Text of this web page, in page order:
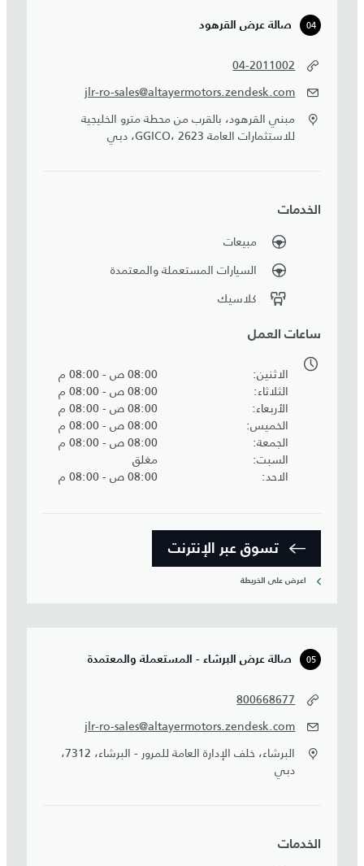
04 صالة عرض القرهود
04-2011002
jlr-ro-sales@altayermotors.zendesk.com
مبني القرهود، بالقرب من محطة مترو الخليجية
للاستثمارات العامة GGICO، 2623، دبي
الخدمات
مبيعات
السيارات المستعملة والمعتمدة
كلاسيك
ساعات العمل
الاثنين
08:00 ص - 08:00 م
الثلاثاء
08:00 ص - 08:00 م
الأربعاء
08:00 ص - 08:00 م
الخميس
08:00 ص - 08:00 م
الجمعة
08:00 ص - 08:00 م
السبت
مغلق
الاحد
08:00 ص - 08:00 م
تسوق عبر الإنترنت
اعرض على الخريطة
05 صالة عرض البرشاء - المستعملة والمعتمدة
800668677
jlr-ro-sales@altayermotors.zendesk.com
البرشاء، خلف الإدارة العامة للمرور - البرشاء، 7312،
دبي
الخدمات